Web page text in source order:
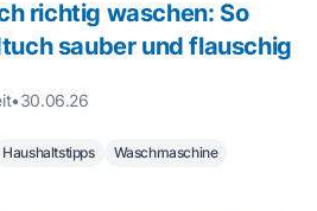
richtig waschen: So
sauber und flauschig
•30.06.26
Haushaltstipps
Waschmaschine